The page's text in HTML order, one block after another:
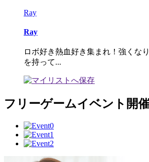
Ray
Ray
ロボ好き熱血好き集まれ！強くな
を持って...
フリーゲームイベント開催